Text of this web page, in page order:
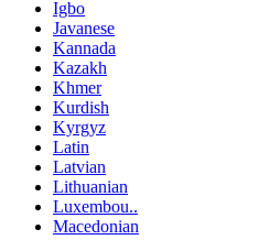
Igbo
Javanese
Kannada
Kazakh
Khmer
Kurdish
Kyrgyz
Latin
Latvian
Lithuanian
Luxembou..
Macedonian